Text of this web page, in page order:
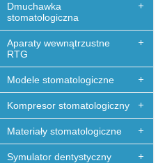
Dmuchawka
stomatologiczna
Aparaty wewnątrzustne
RTG
Modele stomatologiczne
Kompresor stomatologiczny
Materiały stomatologiczne
Symulator dentystyczny